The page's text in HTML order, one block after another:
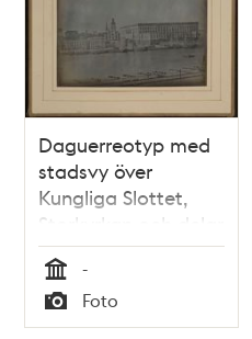
teman
Daguerreotyp med
stadsvy över
Kungliga Slottet,
Storkyrkan och delar
av Skeppsbron.
Tid
-
Typ
Foto